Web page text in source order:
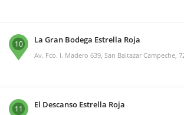
10 La Gran Bodega Estrella Roja
Av. Fco. I. Madero 639, San Baltazar Campeche,
11 El Descanso Estrella Roja